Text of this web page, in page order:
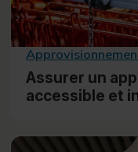
Assurer un
accessible et